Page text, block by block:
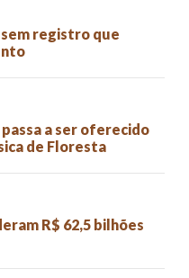
registro que
a ser oferecido
de Floresta
R$ 62,5 bilhões